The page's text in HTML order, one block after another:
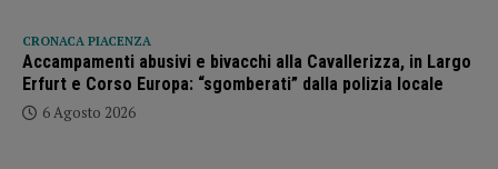
CRONACA PIACENZA
Accampamenti abusivi e bivacchi alla Cavallerizza, in Largo
Erfurt e Corso Europa: “sgomberati” dalla polizia locale
6 Agosto 2026